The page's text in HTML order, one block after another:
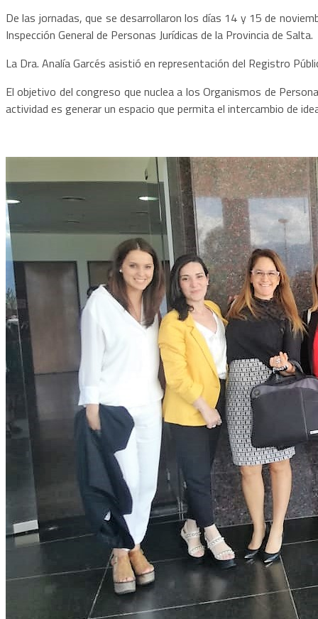
De las jornadas, que se desarrollaron los días 14 y 15 de
Inspección General de Personas Jurídicas de la Provincia de Salta.
La Dra. Analía Garcés asistió en representación del Registro
El objetivo del congreso que nuclea a los Organismos de
actividad es generar un espacio que permita el intercambio de